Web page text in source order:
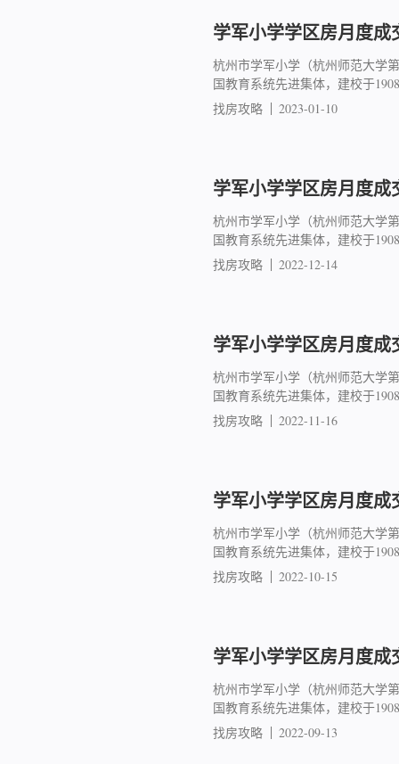
学军小学学区房月度成
杭州市学军小学（杭州师范大学
国教育系统先进集体，建校于
找房攻略
2023-01-10
学军小学学区房月度成
杭州市学军小学（杭州师范大学
国教育系统先进集体，建校于
找房攻略
2022-12-14
学军小学学区房月度成
杭州市学军小学（杭州师范大学
国教育系统先进集体，建校于
找房攻略
2022-11-16
学军小学学区房月度
杭州市学军小学（杭州师范大学
国教育系统先进集体，建校于
找房攻略
2022-10-15
学军小学学区房月度
杭州市学军小学（杭州师范大学
国教育系统先进集体，建校于
找房攻略
2022-09-13